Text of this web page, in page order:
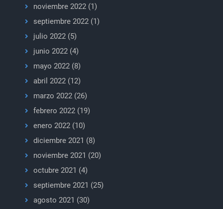
noviembre 2022(1)
septiembre 2022(1)
julio 2022(5)
junio 2022(4)
mayo 2022(8)
abril 2022(12)
marzo 2022(26)
febrero 2022(19)
enero 2022(10)
diciembre 2021 (8)
noviembre 2021 (20)
octubre 2021 (4)
septiembre 2021 (25)
agosto 2021 (30)